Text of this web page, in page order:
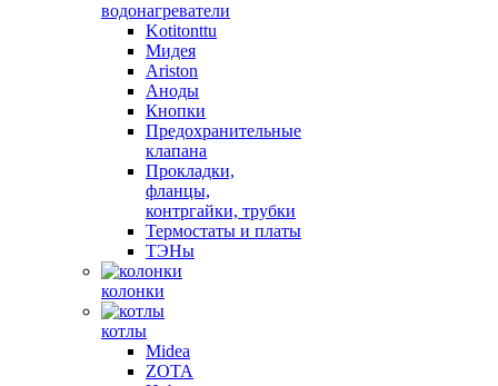
водонагреватели
Kotitonttu
Мидея
Ariston
Аноды
Кнопки
Предохранительные
клапана
Прокладки,
фланцы,
контргайки, трубки
Термостаты и платы
ТЭНы
колонки
котлы
Midea
ZOTA